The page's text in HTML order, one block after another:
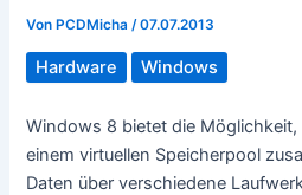
Von PCDMicha/07.07.2013
Hardware Windows
Windows 8 bietet die
einem virtuellen Speicherpool
Daten über verschiedene